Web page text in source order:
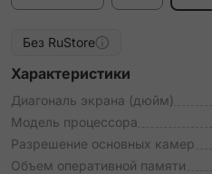
Без RuStore
Характеристики
Диагональ экрана (дюйм)
Модель процессора
Разрешение основных камер
Объем оперативной памяти